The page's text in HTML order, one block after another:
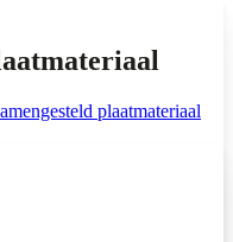
plaatmateriaal